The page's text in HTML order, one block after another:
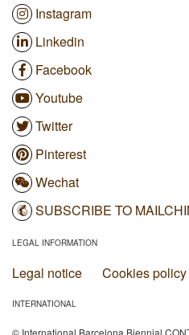
Instagram
Linkedin
Facebook
Youtube
Twitter
Pinterest
Wechat
SUBSCRIBE TO
LEGAL INFORMATION
Legal notice Cookies policy
INTERNATIONAL
© International Barcelona Biennial